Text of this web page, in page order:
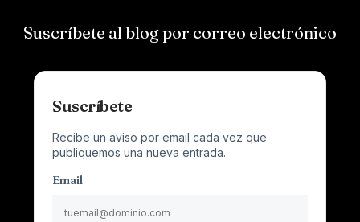
Suscríbete al blog por correo electrónico
Suscríbete
Recibe un aviso por email cada vez que
publiquemos una nueva entrada.
Email